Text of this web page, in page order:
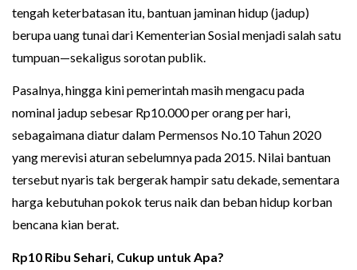
tengah keterbatasan itu, bantuan jaminan hidup (jadup)
berupa uang tunai dari Kementerian Sosial menjadi salah satu
tumpuan—sekaligus sorotan publik.
Pasalnya, hingga kini pemerintah masih mengacu pada
nominal jadup sebesar Rp10.000 per orang per hari,
sebagaimana diatur dalam Permensos No.10 Tahun 2020
yang merevisi aturan sebelumnya pada 2015. Nilai bantuan
tersebut nyaris tak bergerak hampir satu dekade, sementara
harga kebutuhan pokok terus naik dan beban hidup korban
bencana kian berat.
Rp10 Ribu Sehari, Cukup untuk Apa?